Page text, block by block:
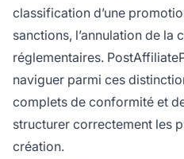
classification d’une
sanctions, l’annulation de la
réglementaires.
naviguer parmi ces
complets de conformité et
structurer correctement les
création.